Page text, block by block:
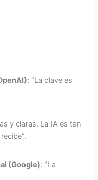
: “La clave es
y claras. La IA es tan
(Google): “La